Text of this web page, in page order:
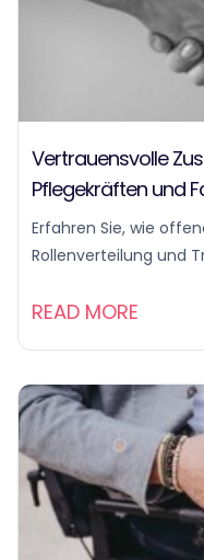
Vertrauensvolle
Pflegekräften und
Erfahren Sie, wie
Rollenverteilung und
READ MORE